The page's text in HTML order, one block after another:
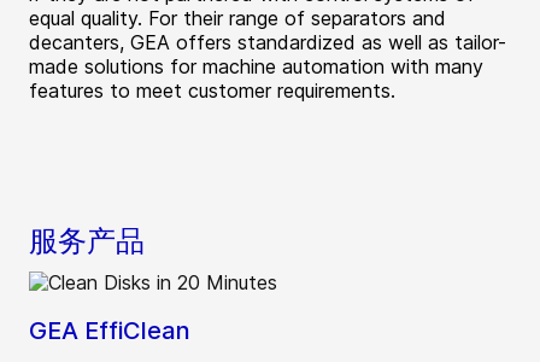
equal quality. For their range of separators and
decanters, GEA offers standardized as well as tailor-
made solutions for machine automation with many
features to meet customer requirements.
服务产品
GEA EffiClean